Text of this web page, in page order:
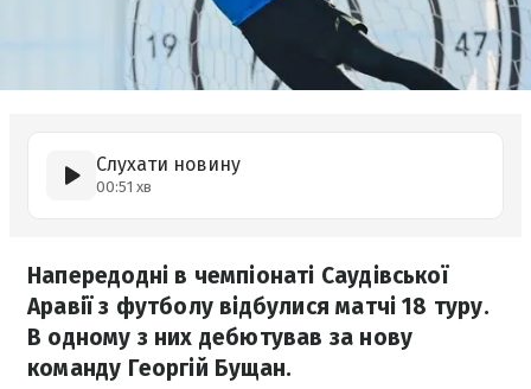
Слухати новину
00:51 хв
Напередодні в чемпіонаті Саудівської
Аравії з футболу відбулися матчі 18 туру.
В одному з них дебютував за нову
команду Георгій Бущан.